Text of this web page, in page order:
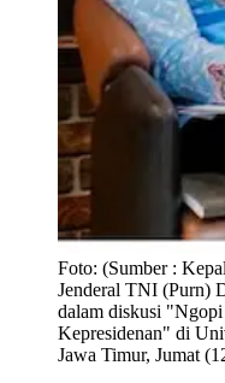
Foto: (Sumber :
Jenderal TNI (Purn)
dalam diskusi
Kepresidenan" di
Jawa Timur, Jumat